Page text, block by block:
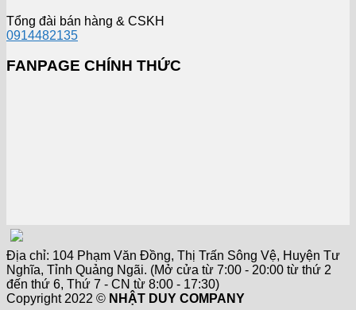
Tổng đài bán hàng & CSKH
0914482135
FANPAGE CHÍNH THỨC
Địa chỉ: 104 Phạm Văn Đồng, Thị Trấn Sông Vệ, Huyện Tư
Nghĩa, Tỉnh Quảng Ngãi. (Mở cửa từ 7:00 - 20:00 từ thứ 2
đến thứ 6, Thứ 7 - CN từ 8:00 - 17:30)
Copyright 2022 © NHẬT DUY COMPANY